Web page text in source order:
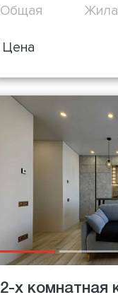
Общая
Цена
2-х комнатная